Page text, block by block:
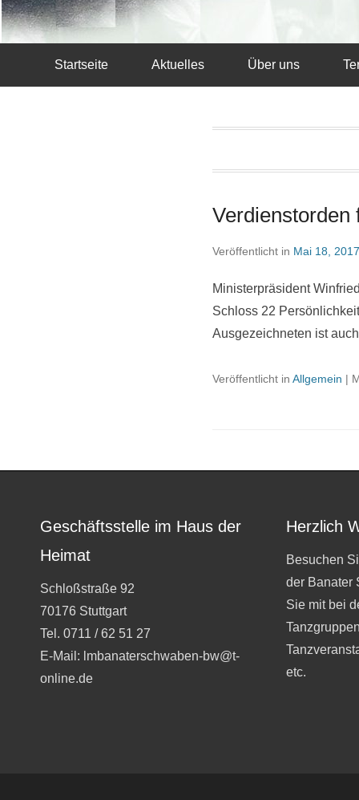
Startseite Aktuelles Über uns
Verdienstorden
Veröffentlicht in Mai 18, 2017
Ministerpräsident
Schloss 22
Ausgezeichneten ist
Veröffentlicht in Allgemein |
Geschäftsstelle im Haus der
Heimat
Schloßstraße 92
70176 Stuttgart
Tel. 0711 / 62 51 27
E-Mail: lmbanaterschwaben-bw@t-
online.de
Herzlich
Besuchen
der Banater
Sie mit bei
etc.